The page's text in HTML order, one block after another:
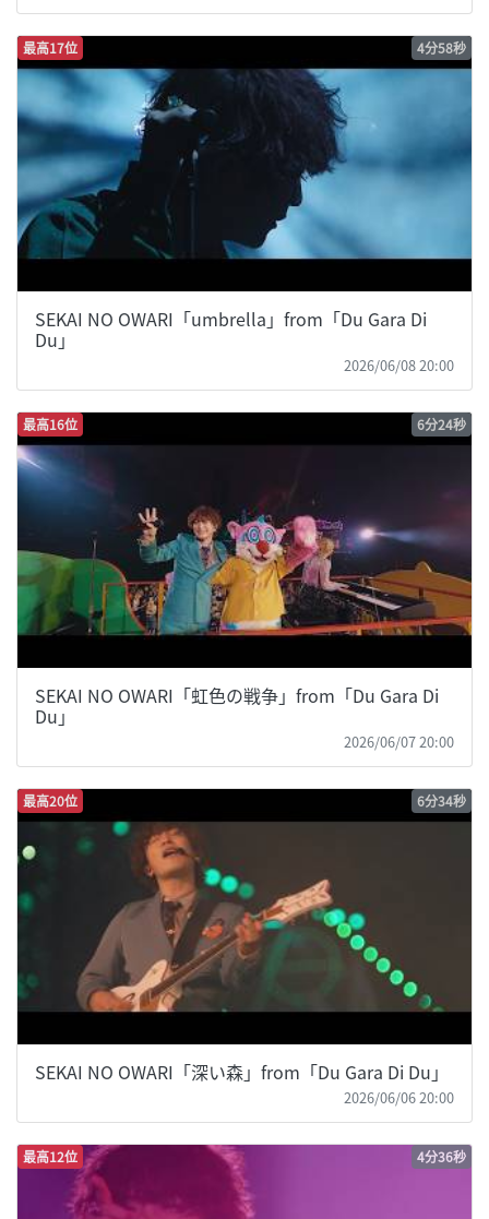
最高17位 4分58秒
SEKAI NO OWARI「umbrella」from「Du Gara Di
Du」
2026/06/08 20:00
最高16位 6分24秒
SEKAI NO OWARI「虹色の戦争」from「Du Gara Di
Du」
2026/06/07 20:00
最高20位 6分34秒
SEKAI NO OWARI「深い森」from「Du Gara Di Du」
2026/06/06 20:00
最高12位 4分36秒